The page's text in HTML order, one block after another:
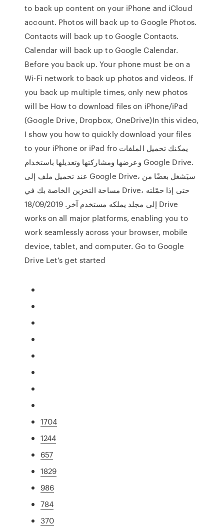
to back up content on your iPhone and iCloud
account. Photos will back up to Google Photos.
Contacts will back up to Google Contacts.
Calendar will back up to Google Calendar.
Before you back up. Your phone must be on a
Wi-Fi network to back up photos and videos. If
you back up multiple times, only new photos
will be How to download files on iPhone/iPad
(Google Drive, Dropbox, OneDrive)In this video,
I show you how to quickly download your files
to your iPhone or iPad fro يمكنك تحميل الملفات
وعرضها ومشاركتها وتعديلها باستخدام Google Drive.
عند تحميل ملف إلى Google Drive، سيَشغل بعضًا من
مساحة التخزين الخاصة بك في Drive، حتى إذا حمّلته
إلى مجلد يملكه مستخدم آخر. 18/09/2019 Drive
works on all major platforms, enabling you to
work seamlessly across your browser, mobile
device, tablet, and computer. Go to Google
Drive Let’s get started
1704
1244
657
1829
986
784
370